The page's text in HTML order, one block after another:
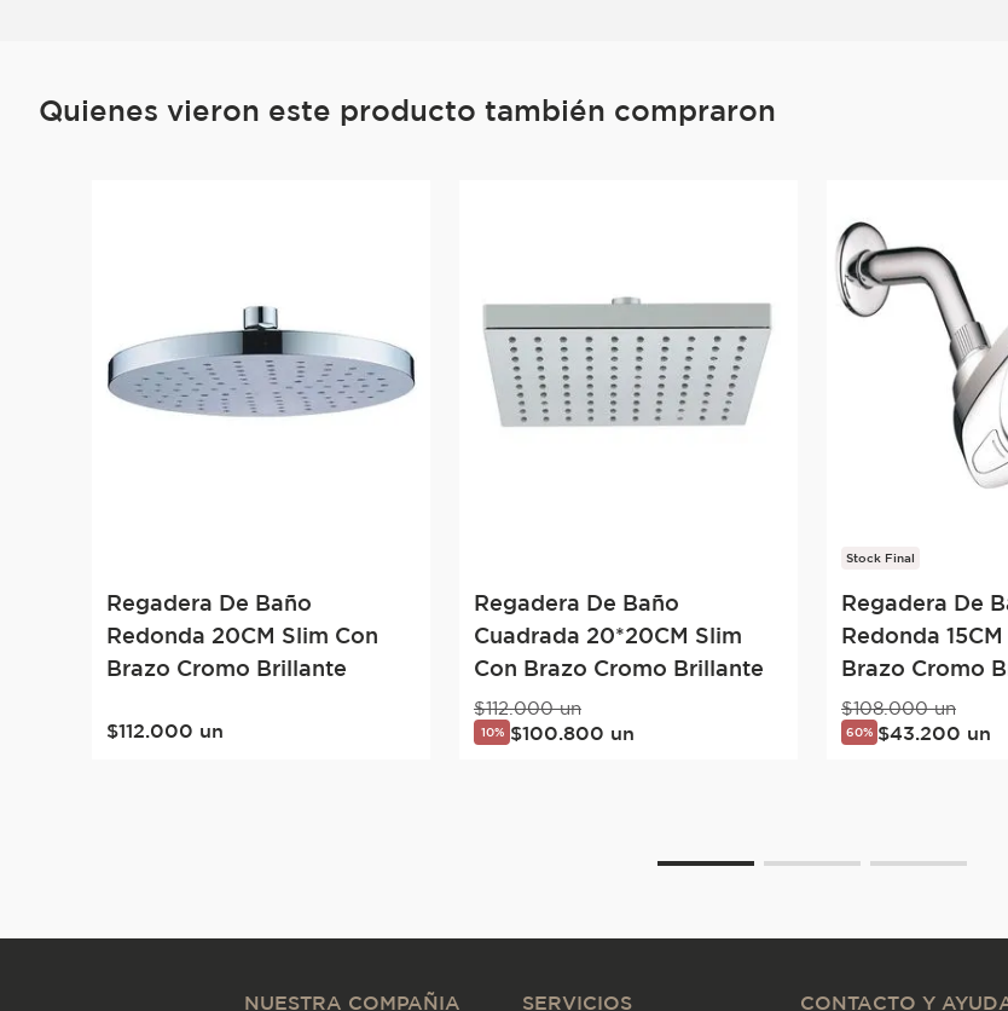
Quienes vieron este producto también compraron
Regadera De Baño
Redonda 20CM Slim Con
Brazo Cromo Brillante
$112.000 un
Regadera De Baño
Cuadrada 20*20CM Slim
Con Brazo Cromo Brillante
$112.000 un
10% $100 .800 un
Stock Final
Regadera De
Redonda
Brazo Cromo
$108.000 un
60% $43 200 un
NUESTRA COMPAÑIA SERVICIOS CONTACTO Y